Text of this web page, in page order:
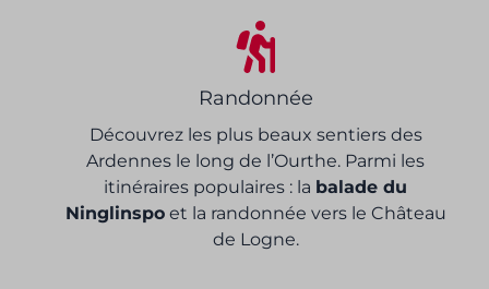
Randonnée
Découvrez les plus beaux sentiers des
Ardennes le long de l’Ourthe. Parmi les
itinéraires populaires : la balade du
Ninglinspoet la randonnée vers le Château
de Logne.